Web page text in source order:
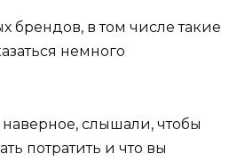
брендов, в том числе такие
немного
слышали, чтобы
потратить и что вы